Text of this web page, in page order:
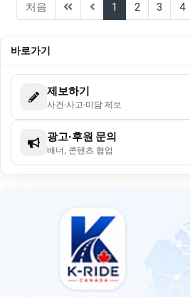
처음 1 (current)
2 3 4
바로가기
제보하기
사건·사고·미담 제보
광고·후원 문의
배너, 콘텐츠 협업